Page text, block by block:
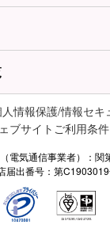
情報保護/情報セキ
ブサイトご利用条件
電気通信事業者）：関
届出番号：第